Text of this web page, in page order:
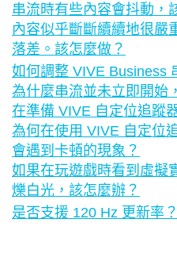
串流時有些內容會抖動，
內容似乎斷斷續續地很嚴
落差。該怎麼做？
如何調整 VIVE Business
為什麼串流並未立即開始
在準備 VIVE 自定位追蹤
為何在使用 VIVE 自定位
會遇到卡頓的現象？
如果在玩遊戲時看到虛擬
爍白光，該怎麼辦？
是否支援 120 Hz 更新率？